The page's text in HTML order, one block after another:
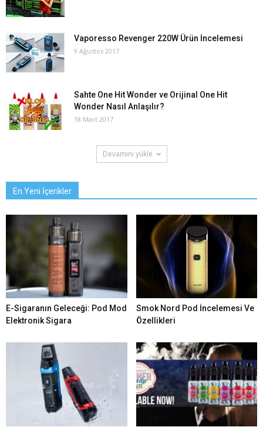
Vaporesso Revenger 220W Ürün İncelemesi
9 Ağustos 2017
Sahte One Hit Wonder ve Orijinal One Hit
Wonder Nasıl Anlaşılır?
18 Mart 2017
Devamını yükle
En Yeni İçerikler
E-Sigaranın Geleceği: Pod Mod
Elektronik Sigara
Smok Nord Pod İncelemesi Ve
Özellikleri